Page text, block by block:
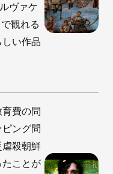
ヴァケ
観れる
い作品
費の問
ング問
殺朝鮮
ことが